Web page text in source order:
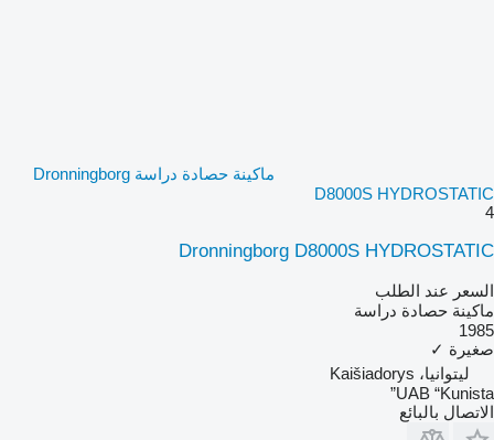
ماكينة حصادة دراسة Dronningborg
D8000S HYDROSTATIC
4
Dronningborg D8000S HYDROSTATIC
السعر عند الطلب
ماكينة حصادة دراسة
1985
صغيرة ✓
ليتوانيا، Kaišiadorys
UAB “Kunista”
الاتصال بالبائع